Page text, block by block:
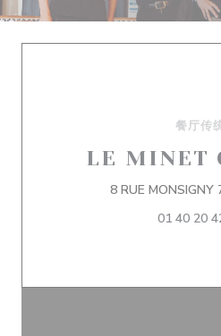
餐厅传
LE MINET
8 RUE MONSIGNY
01 40 20